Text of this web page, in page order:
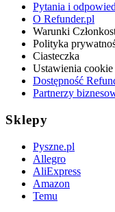
Pytania i
O Refunder.pl
Warunki
Polityka
Ciasteczka
Ustawienia cookie
Dostępność
Partnerzy
Sklepy
Pyszne.pl
Allegro
AliExpress
Amazon
Temu